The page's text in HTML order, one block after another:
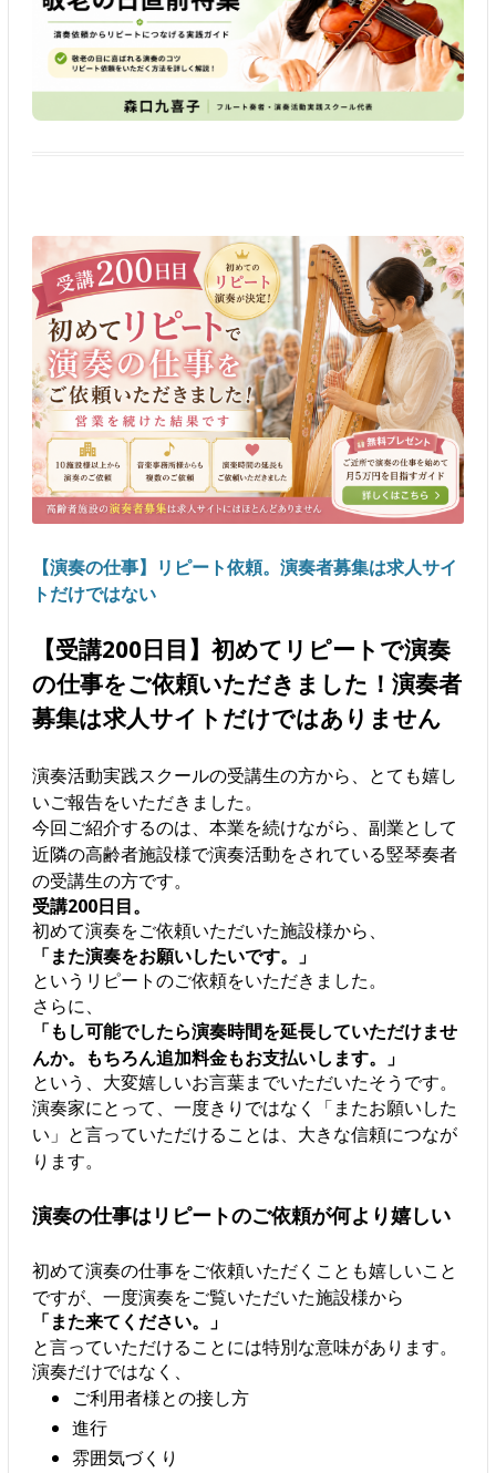
【演奏の仕事】リピート依頼。演奏者募集は求人サイ
トだけではない
【受講200日目】初めてリピートで演奏
の仕事をご依頼いただきました！演奏者
募集は求人サイトだけではありません
演奏活動実践スクールの受講生の方から、とても嬉し
いご報告をいただきました。
今回ご紹介するのは、本業を続けながら、副業として
近隣の高齢者施設様で演奏活動をされている竪琴奏者
の受講生の方です。
受講200日目。
初めて演奏をご依頼いただいた施設様から、
「また演奏をお願いしたいです。」
というリピートのご依頼をいただきました。
さらに、
「もし可能でしたら演奏時間を延長していただけませ
んか。もちろん追加料金もお支払いします。」
という、大変嬉しいお言葉までいただいたそうです。
演奏家にとって、一度きりではなく「またお願いした
い」と言っていただけることは、大きな信頼につなが
ります。
演奏の仕事はリピートのご依頼が何より嬉しい
初めて演奏の仕事をご依頼いただくことも嬉しいこと
ですが、一度演奏をご覧いただいた施設様から
「また来てください。」
と言っていただけることには特別な意味があります。
演奏だけではなく、
ご利用者様との接し方
進行
雰囲気づくり